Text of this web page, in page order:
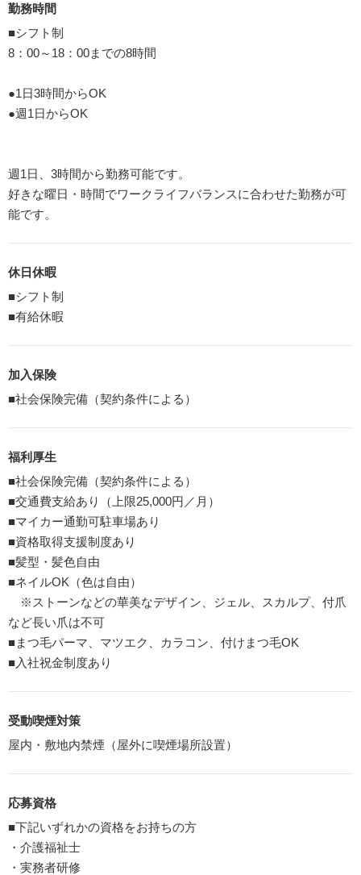
勤務時間
■シフト制
8：00～18：00までの8時間
●1日3時間からOK
●週1日からOK
週1日、3時間から勤務可能です。
好きな曜日・時間でワークライフバランスに合わせた勤務が可
能です。
休日休暇
■シフト制
■有給休暇
加入保険
■社会保険完備（契約条件による）
福利厚生
■社会保険完備（契約条件による）
■交通費支給あり（上限25,000円／月）
■マイカー通勤可駐車場あり
■資格取得支援制度あり
■髪型・髪色自由
■ネイルOK（色は自由）
※ストーンなどの華美なデザイン、ジェル、スカルプ、付爪
など長い爪は不可
■まつ毛パーマ、マツエク、カラコン、付けまつ毛OK
■入社祝金制度あり
受動喫煙対策
屋内・敷地内禁煙（屋外に喫煙場所設置）
応募資格
■下記いずれかの資格をお持ちの方
・介護福祉士
・実務者研修